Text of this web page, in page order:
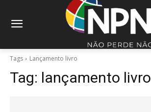
Tags Lançamento livro
Tag: lançamento livro